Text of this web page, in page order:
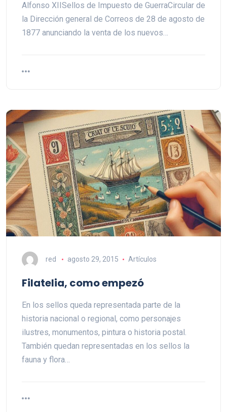
Alfonso XIISellos de Impuesto de GuerraCircular de
la Dirección general de Correos de 28 de agosto de
1877 anunciando la venta de los nuevos…
red agosto 29, 2015 Artículos
Filatelia, como empezó
En los sellos queda representada parte de la
historia nacional o regional, como personajes
ilustres, monumentos, pintura o historia postal.
También quedan representadas en los sellos la
fauna y flora…